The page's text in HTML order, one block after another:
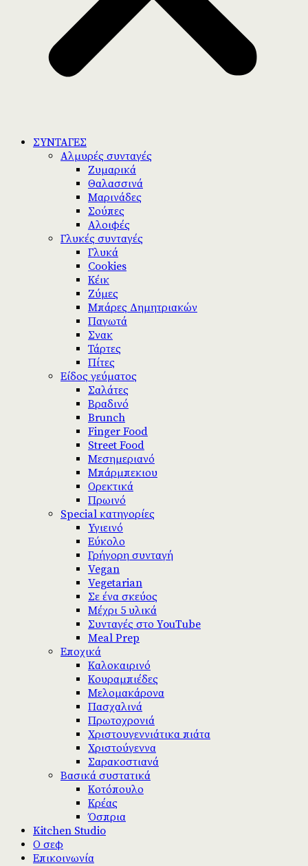
ΣΥΝΤΑΓΕΣ
Αλμυρές συνταγές
Ζυμαρικά
Θαλασσινά
Μαρινάδες
Σούπες
Αλοιφές
Γλυκές συνταγές
Γλυκά
Cookies
Κέικ
Ζύμες
Μπάρες Δημητριακών
Παγωτά
Σνακ
Τάρτες
Πίτες
Είδος γεύματος
Σαλάτες
Βραδινό
Brunch
Finger Food
Street Food
Μεσημεριανό
Μπάρμπεκιου
Ορεκτικά
Πρωινό
Special κατηγορίες
Υγιεινό
Εύκολο
Γρήγορη συνταγή
Vegan
Vegetarian
Σε ένα σκεύος
Μέχρι 5 υλικά
Συνταγές στο YouTube
Meal Prep
Εποχικά
Καλοκαιρινό
Κουραμπιέδες
Μελομακάρονα
Πασχαλινά
Πρωτοχρονιά
Χριστουγεννιάτικα πιάτα
Χριστούγεννα
Σαρακοστιανά
Βασικά συστατικά
Κοτόπουλο
Κρέας
Όσπρια
Kitchen Studio
Ο σεφ
Επικοινωνία